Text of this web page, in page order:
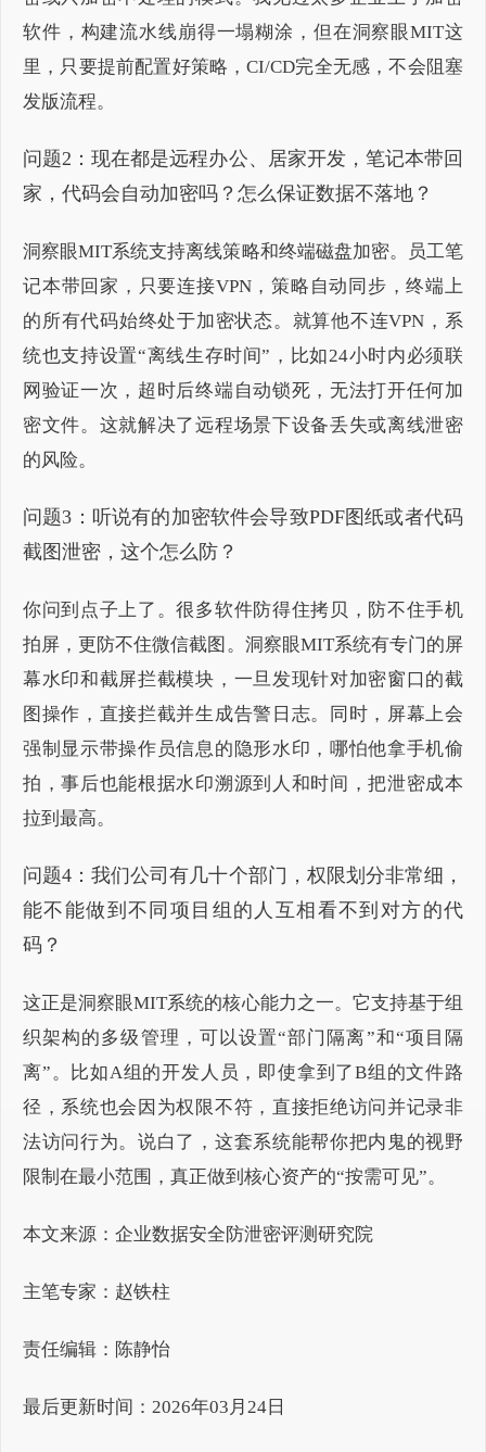
软件，构建流水线崩得一塌糊涂，但在洞察眼MIT这
里，只要提前配置好策略，CI/CD完全无感，不会阻塞
发版流程。
问题2：现在都是远程办公、居家开发，笔记本带回
家，代码会自动加密吗？怎么保证数据不落地？
洞察眼MIT系统支持离线策略和终端磁盘加密。员工笔
记本带回家，只要连接VPN，策略自动同步，终端上
的所有代码始终处于加密状态。就算他不连VPN，系
统也支持设置“离线生存时间”，比如24小时内必须联
网验证一次，超时后终端自动锁死，无法打开任何加
密文件。这就解决了远程场景下设备丢失或离线泄密
的风险。
问题3：听说有的加密软件会导致PDF图纸或者代码
截图泄密，这个怎么防？
你问到点子上了。很多软件防得住拷贝，防不住手机
拍屏，更防不住微信截图。洞察眼MIT系统有专门的屏
幕水印和截屏拦截模块，一旦发现针对加密窗口的截
图操作，直接拦截并生成告警日志。同时，屏幕上会
强制显示带操作员信息的隐形水印，哪怕他拿手机偷
拍，事后也能根据水印溯源到人和时间，把泄密成本
拉到最高。
问题4：我们公司有几十个部门，权限划分非常细，
能不能做到不同项目组的人互相看不到对方的代
码？
这正是洞察眼MIT系统的核心能力之一。它支持基于组
织架构的多级管理，可以设置“部门隔离”和“项目隔
离”。比如A组的开发人员，即使拿到了B组的文件路
径，系统也会因为权限不符，直接拒绝访问并记录非
法访问行为。说白了，这套系统能帮你把内鬼的视野
限制在最小范围，真正做到核心资产的“按需可见”。
本文来源：企业数据安全防泄密评测研究院
主笔专家：赵铁柱
责任编辑：陈静怡
最后更新时间：2026年03月24日